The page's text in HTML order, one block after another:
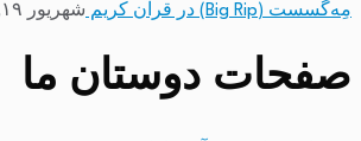
مِه‌گسست (Big Rip) در قرآن کریم شهریور ۱۹, ۱۴۰۴
صفحات دوستان ما